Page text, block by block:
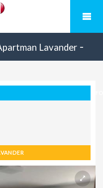
Lavander -